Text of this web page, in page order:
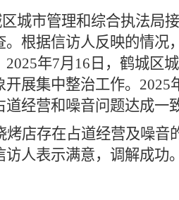
城市管理和综合执法局
。根据信访人反映的情
2025年7月16日，鹤城区
展集中整治工作。
经营和噪音问题达成一
烤店存在占道经营及噪音
人表示满意，调解成功。